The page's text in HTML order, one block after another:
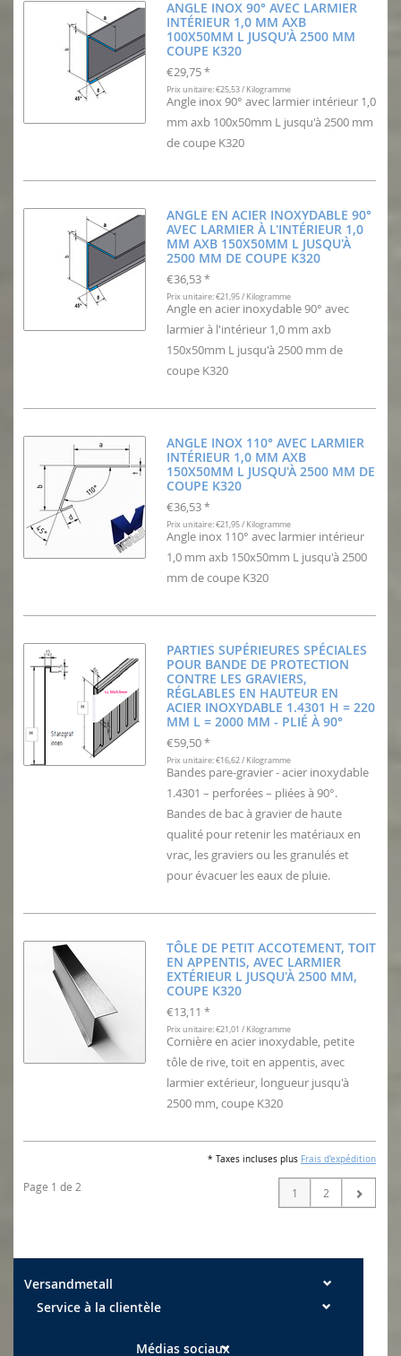
ANGLE INOX 90° AVEC LARMIER
INTÉRIEUR 1,0 MM AXB
100X50MM L JUSQU'À 2500 MM
COUPE K320
€29,75 *
Prix unitaire: €25,53 / Kilogramme
Angle inox 90° avec larmier intérieur 1,0
mm axb 100x50mm L jusqu'à 2500 mm
de coupe K320
ANGLE EN ACIER INOXYDABLE 90°
AVEC LARMIER À L'INTÉRIEUR 1,0
MM AXB 150X50MM L JUSQU'À
2500 MM DE COUPE K320
€36,53 *
Prix unitaire: €21,95 / Kilogramme
Angle en acier inoxydable 90° avec
larmier à l'intérieur 1,0 mm axb
150x50mm L jusqu'à 2500 mm de
coupe K320
ANGLE INOX 110° AVEC LARMIER
INTÉRIEUR 1,0 MM AXB
150X50MM L JUSQU'À 2500 MM DE
COUPE K320
€36,53 *
Prix unitaire: €21,95 / Kilogramme
Angle inox 110° avec larmier intérieur
1,0 mm axb 150x50mm L jusqu'à 2500
mm de coupe K320
PARTIES SUPÉRIEURES SPÉCIALES
POUR BANDE DE PROTECTION
CONTRE LES GRAVIERS,
RÉGLABLES EN HAUTEUR EN
ACIER INOXYDABLE 1.4301 H = 220
MM L = 2000 MM - PLIÉ À 90°
€59,50 *
Prix unitaire: €16,62 / Kilogramme
Bandes pare-gravier - acier inoxydable
1.4301 – perforées – pliées à 90°.
Bandes de bac à gravier de haute
qualité pour retenir les matériaux en
vrac, les graviers ou les granulés et
pour évacuer les eaux de pluie.
TÔLE DE PETIT ACCOTEMENT, TOIT
EN APPENTIS, AVEC LARMIER
EXTÉRIEUR L JUSQU'À 2500 MM,
COUPE K320
€13,11 *
Prix unitaire: €21,01 / Kilogramme
Cornière en acier inoxydable, petite
tôle de rive, toit en appentis, avec
larmier extérieur, longueur jusqu'à
2500 mm, coupe K320
* Taxes incluses plus Frais d'expédition
Page 1 de 2 1 2
Versandmetall
Service à la clientèle
Médias sociaux